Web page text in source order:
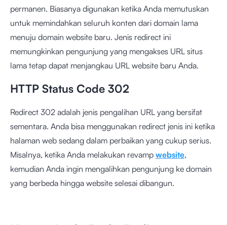
permanen. Biasanya digunakan ketika Anda memutuskan
untuk memindahkan seluruh konten dari domain lama
menuju domain website baru. Jenis redirect ini
memungkinkan pengunjung yang mengakses URL situs
lama tetap dapat menjangkau URL website baru Anda.
HTTP Status Code 302
Redirect 302 adalah jenis pengalihan URL yang bersifat
sementara. Anda bisa menggunakan redirect jenis ini ketika
halaman web sedang dalam perbaikan yang cukup serius.
Misalnya, ketika Anda melakukan revamp website,
kemudian Anda ingin mengalihkan pengunjung ke domain
yang berbeda hingga website selesai dibangun.